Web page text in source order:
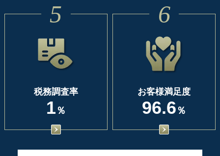
5
税務調査率
1 ％
6
お客様満足度
96.6 ％